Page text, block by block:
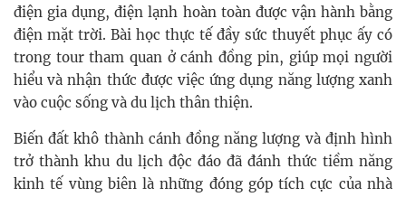
điện gia dụng, điện lạnh hoàn toàn được vận hành bằng
điện mặt trời. Bài học thực tế đầy sức thuyết phục ấy có
trong tour tham quan ở cánh đồng pin, giúp mọi người
hiểu và nhận thức được việc ứng dụng năng lượng xanh
vào cuộc sống và du lịch thân thiện.
Biến đất khô thành cánh đồng năng lượng và định hình
trở thành khu du lịch độc đáo đã đánh thức tiềm năng
kinh tế vùng biên là những đóng góp tích cực của nhà